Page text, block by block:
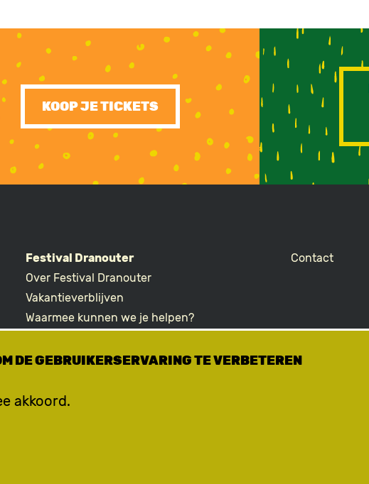
KOOP JE TICKETS
Festival Dranouter
Over Festival Dranouter
Vakantieverblijven
Waarmee kunnen we je helpen?
Contact
DE GEBRUIKERSERVARING TE VERBETEREN
akkoord.